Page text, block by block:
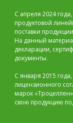
С апреля 2024
продуктовой
поставки
На данный
декларации,
документы.
С января 2015
лицензионного
марок
свою продукцию